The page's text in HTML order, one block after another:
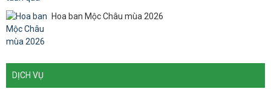
Hoa ban Mộc Châu mùa 2026
DỊCH VỤ